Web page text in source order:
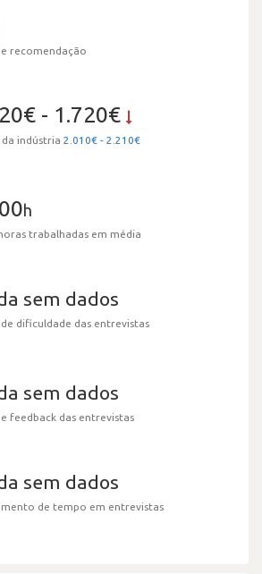
recomendação
- 1.720€
indústria 2.010€ - 2.210€
h
trabalhadas em média
sem dados
de dificuldade das entrevistas
sem dados
feedback das entrevistas
sem dados
de tempo em entrevistas